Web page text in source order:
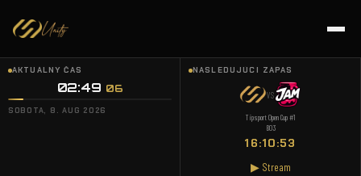
AKTUÁLNY ČAS
02:49 06
SOBOTA, 8. AUG 2026
NASLEDUJÚCI ZÁPAS
VS
Tipsport Open Cup #1
BO3
16:10:53
▶ Stream